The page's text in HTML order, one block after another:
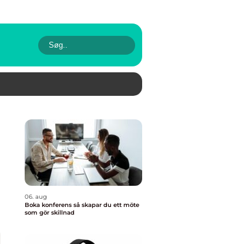
06. aug
Boka konferens så skapar du ett möte
som gör skillnad